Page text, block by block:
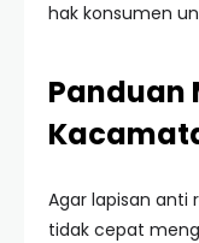
hak konsumen
Panduan
Agar lapisan anti
tidak cepat